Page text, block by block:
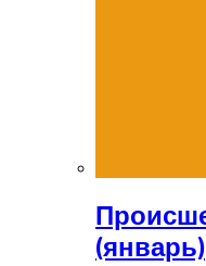
(январь)